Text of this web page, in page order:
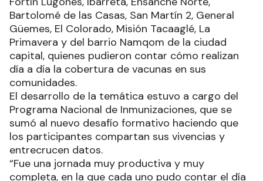
Bartolomé de las Casas, San Martín 2, General
Güemes, El Colorado, Misión Tacaaglé, La
Primavera y del barrio Namqom de la ciudad
capital, quienes pudieron contar cómo realizan
día a día la cobertura de vacunas en sus
comunidades.
El desarrollo de la temática estuvo a cargo del
Programa Nacional de Inmunizaciones, que se
sumó al nuevo desafío formativo haciendo que
los participantes compartan sus vivencias y
entrecrucen datos.
“Fue una jornada muy productiva y muy
completa, en la que cada uno pudo contar el día